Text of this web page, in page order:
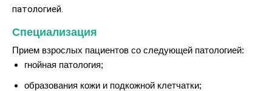
патологией.
Специализация
Прием взрослых пациентов со следующей патологией:
гнойная патология;
образования кожи и подкожной клетчатки;